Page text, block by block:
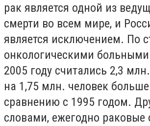
рак является одной из
смерти во всем мире, и
является исключением. По
онкологическими
2005 году считались 2,3
на 1,75 млн. человек
сравнению с 1995 годом.
словами, ежегодно раковые